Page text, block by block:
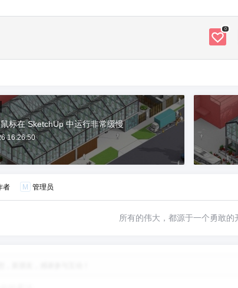
0
标在 SketchUp 中运行非常缓慢
16:26:50
者 M 管理员
所有的伟大，都源于一个勇敢的